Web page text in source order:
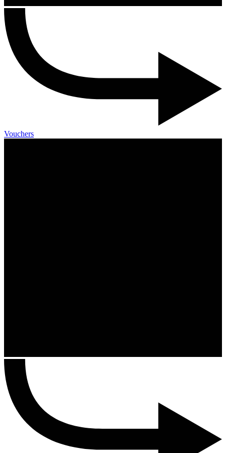
Vouchers